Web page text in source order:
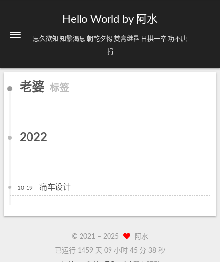
Hello World by 阿水
思久欲知 知繁渴思 朝乾夕惕 焚膏继晷 日拱一卒 功不唐
捐
老婆 标签
2022
10-19 痛车设计
© 2021 – 2025
阿水
已运行 1459 天 09 小时 45 分 38 秒